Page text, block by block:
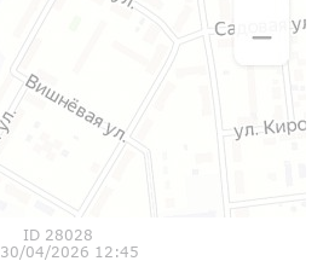
ID 28028
30/04/2026 12:45